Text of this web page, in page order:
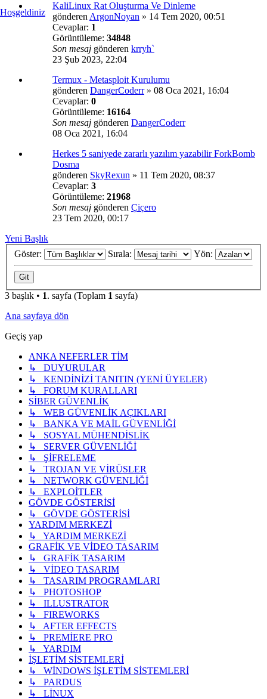
Hoşgeldiniz
KaliLinux Rat Oluşturma Ve Dinleme
gönderenArgonNoyan » 14 Tem 2020, 00:51
Cevaplar: 1
Görüntüleme: 34848
Son mesaj gönderen krryh`
23 Şub 2023, 22:04
Termux - Metasploit Kurulumu
gönderen DangerCoderr» 08 Oca 2021, 16:04
Cevaplar: 0
Görüntüleme: 16164
Son mesaj gönderen DangerCoderr
08 Oca 2021, 16:04
Herkes 5 saniyede zararlı yazılım yazabilir ForkBomb
Dosma
gönderen SkyRexun » 11 Tem 2020, 08:37
Cevaplar: 3
Görüntüleme: 21968
Son mesaj gönderen Çiçero
23 Tem 2020, 00:17
Yeni Başlık
Göster:
Sırala: Yön:
3 başlık • 1. sayfa (Toplam 1 sayfa)
Ana sayfaya dön
Geçiş yap
ANKA NEFERLER TİM
↳ DUYURULAR
↳ KENDİNİZİ TANITIN (YENİ ÜYELER)
↳ FORUM KURALLARI
SİBER GÜVENLİK
↳ WEB GÜVENLİK AÇIKLARI
↳ BANKA VE MAİL GÜVENLİĞİ
↳ SOSYAL MÜHENDİSLİK
↳ SERVER GÜVENLİĞİ
↳ ŞİFRELEME
↳ TROJAN VE VİRÜSLER
↳ NETWORK GÜVENLİĞİ
↳ EXPLOİTLER
GÖVDE GÖSTERİSİ
↳ GÖVDE GÖSTERİSİ
YARDIM MERKEZİ
↳ YARDIM MERKEZİ
GRAFİK VE VİDEO TASARIM
↳ GRAFİK TASARIM
↳ VİDEO TASARIM
↳ TASARIM PROGRAMLARI
↳ PHOTOSHOP
↳ ILLUSTRATOR
↳ FIREWORKS
↳ AFTER EFFECTS
↳ PREMİERE PRO
↳ YARDIM
İŞLETİM SİSTEMLERİ
↳ WİNDOWS İŞLETİM SİSTEMLERİ
↳ PARDUS
↳ LİNUX